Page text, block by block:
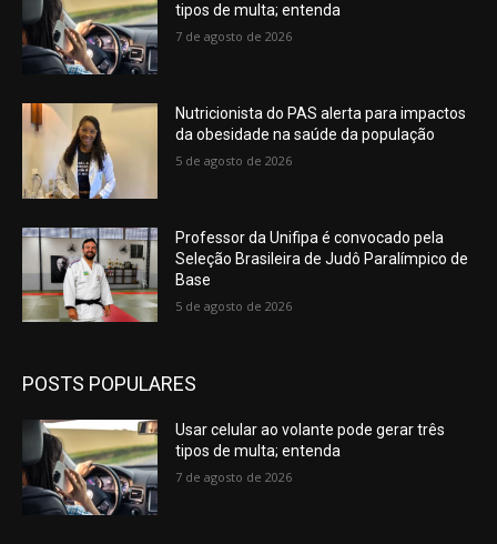
tipos de multa; entenda
7 de agosto de 2026
Nutricionista do PAS alerta para impactos
da obesidade na saúde da população
5 de agosto de 2026
Professor da Unifipa é convocado pela
Seleção Brasileira de Judô Paralímpico de
Base
5 de agosto de 2026
POSTS POPULARES
Usar celular ao volante pode gerar três
tipos de multa; entenda
7 de agosto de 2026